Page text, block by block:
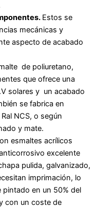
Estos se
mecánicas y
aspecto de acabado
de poliuretano,
que ofrece una
solares y un acabado
se fabrica en
NCS, o según
y mate.
esmaltes acrílicos
excelente
pulida, galvanizado,
imprimación, lo
en un 50% del
con un coste de